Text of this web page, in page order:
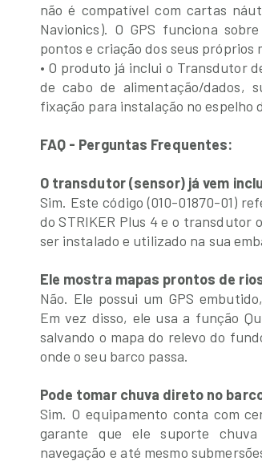
não é compatível com cartas
Navionics). O GPS funciona
pontos e criação dos seus próprios
• O produto já inclui o Transdutor
de cabo de alimentação/dados,
fixação para instalação no espelho
FAQ - Perguntas Frequentes:
O transdutor (sensor) já vem
Sim. Este código (010-01870-01)
do STRIKER Plus 4 e o transdutor
ser instalado e utilizado na sua
Ele mostra mapas prontos de
Não. Ele possui um GPS
Em vez disso, ele usa a função
salvando o mapa do relevo do
onde o seu barco passa.
Pode tomar chuva direto no
Sim. O equipamento conta com
garante que ele suporte
navegação e até mesmo